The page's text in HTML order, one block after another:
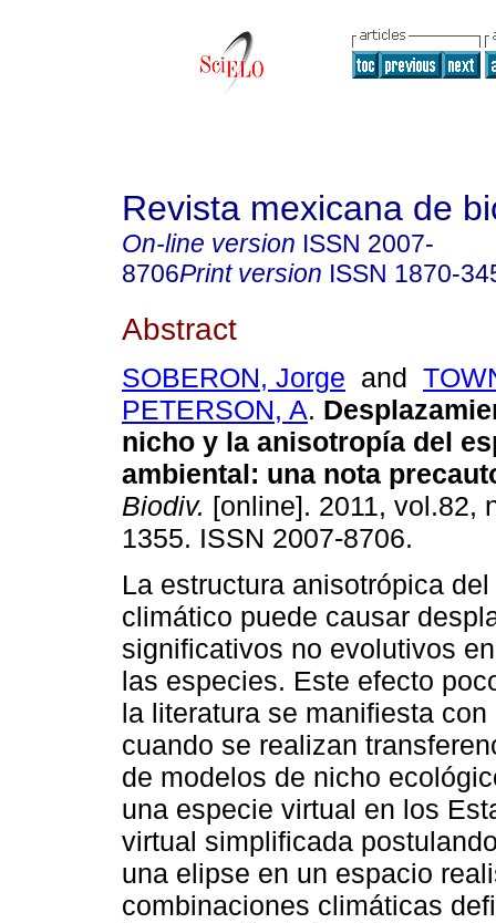
Revista mexicana de
On-line version ISSN 2007-
8706Print version ISSN 1870-
Abstract
SOBERON, Jorge and
PETERSON, A.
nicho y la anisotropía del
ambiental: una nota
Biodiv. [online]. 2011, vol.82,
1355. ISSN 2007-8706.
La estructura anisotrópica
climático puede causar
significativos no evolutivos
las especies. Este efecto
la literatura se manifiesta
cuando se realizan
de modelos de nicho
una especie virtual en los
virtual simplificada
una elipse en un espacio
combinaciones climáticas